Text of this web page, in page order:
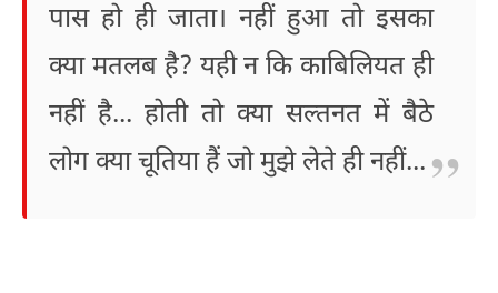
पास हो ही जाता। नहीं हुआ तो इसका
क्या मतलब है? यही न कि काबिलियत ही
नहीं है... होती तो क्या सल्तनत में बैठे
लोग क्या चूतिया हैं जो मुझे लेते ही नहीं...